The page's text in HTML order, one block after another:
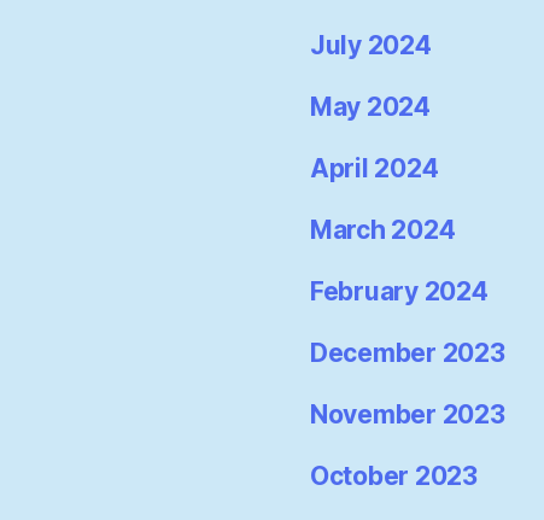
July 2024
May 2024
April 2024
March 2024
February 2024
December 2023
November 2023
October 2023